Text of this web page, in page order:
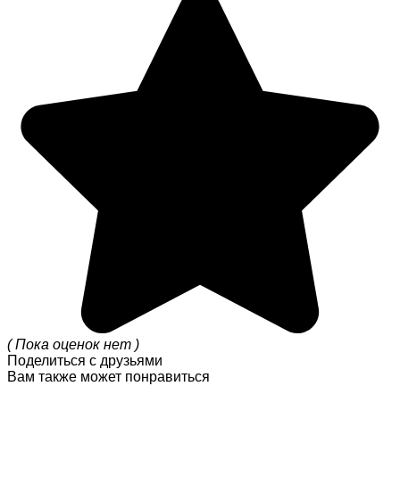
( Пока оценок нет )
Поделиться с друзьями
Вам также может понравиться